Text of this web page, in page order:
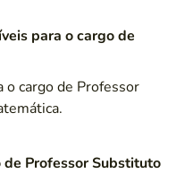
para o cargo de
o cargo de Professor
Professor Substituto